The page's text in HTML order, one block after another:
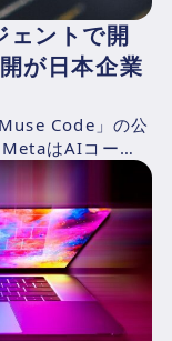
ントで開
が日本企業
Code」の公
はAIコーデ